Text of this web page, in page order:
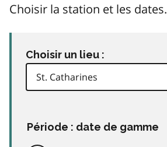
Choisir la station et les dates.
Choisir un lieu :
Période : date de gamme